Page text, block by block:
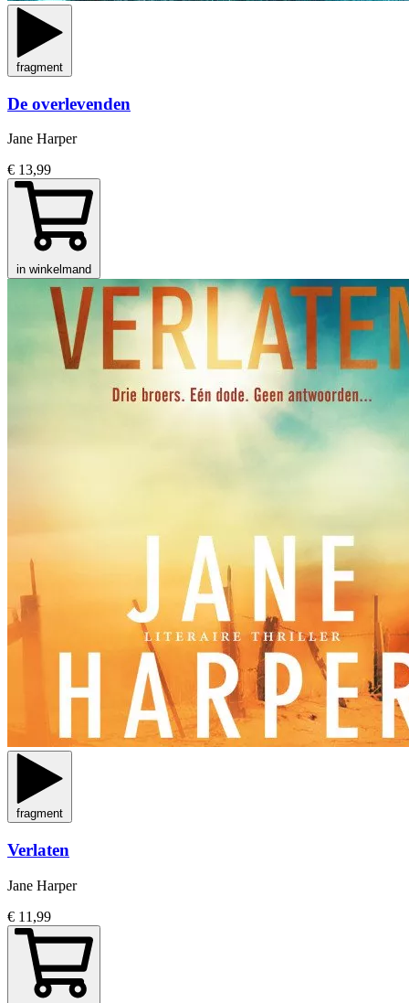
fragment
De overlevenden
Jane Harper
€ 13,99
in winkelmand
fragment
Verlaten
Jane Harper
€ 11,99